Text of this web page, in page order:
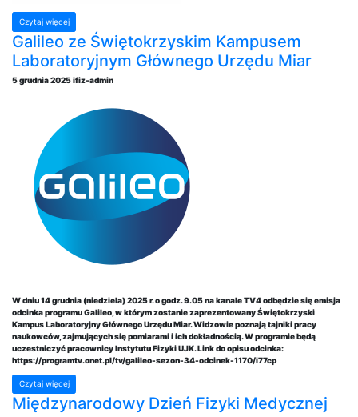
Czytaj więcej
Galileo ze Świętokrzyskim Kampusem
Laboratoryjnym Głównego Urzędu Miar
5 grudnia 2025ifiz-admin
W dniu 14 grudnia (niedziela) 2025 r. o godz. 9.05 na kanale TV4 odbędzie się emisja
odcinka programu Galileo, w którym zostanie zaprezentowany Świętokrzyski
Kampus Laboratoryjny Głównego Urzędu Miar. Widzowie poznają tajniki pracy
naukowców, zajmujących się pomiarami i ich dokładnością. W programie będą
uczestniczyć pracownicy Instytutu Fizyki UJK. Link do opisu odcinka:
https://programtv.onet.pl/tv/galileo-sezon-34-odcinek-1170/i77cp
Czytaj więcej
Międzynarodowy Dzień Fizyki Medycznej